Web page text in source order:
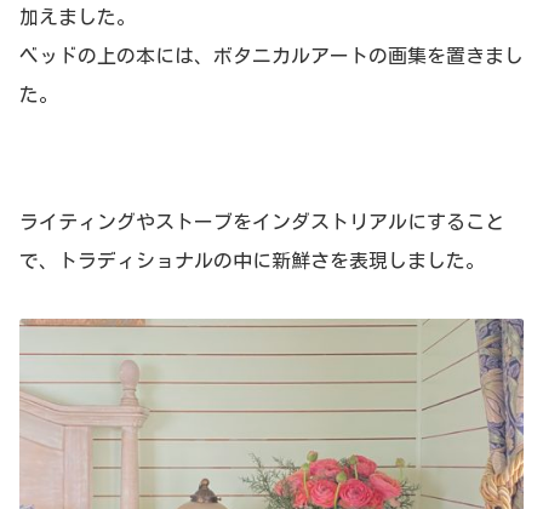
加えました。
ベッドの上の本には、ボタニカルアートの画集を置きまし
た。
ライティングやストーブをインダストリアルにすること
で、トラディショナルの中に新鮮さを表現しました。